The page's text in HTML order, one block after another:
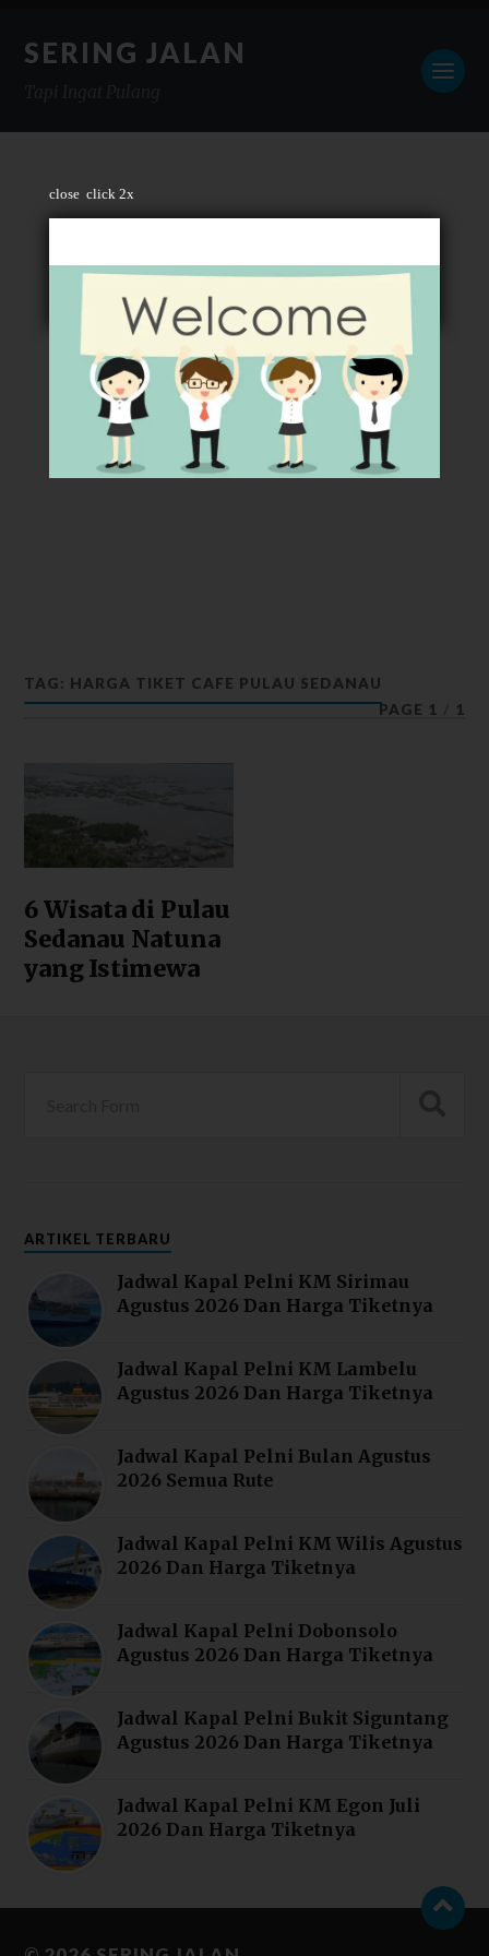
close click 2x
SERING JALAN
TAG: HARGA TIKET CAFE PULAU SEDANAU
PAGE 1
1
6 Wisata di Pulau
Sedanau Natuna
yang Istimewa
ARTIKEL TERBARU
Jadwal Kapal Pelni KM Sirimau
Agustus 2026 Dan Harga Tiketnya
Jadwal Kapal Pelni KM Lambelu
Agustus 2026 Dan Harga Tiketnya
Jadwal Kapal Pelni Bulan Agustus
2026 Semua Rute
Jadwal Kapal Pelni KM Wilis Agustus
2026 Dan Harga Tiketnya
Jadwal Kapal Pelni Dobonsolo
Agustus 2026 Dan Harga Tiketnya
Jadwal Kapal Pelni Bukit Siguntang
Agustus 2026 Dan Harga Tiketnya
Jadwal Kapal Pelni KM Egon Juli
2026 Dan Harga Tiketnya